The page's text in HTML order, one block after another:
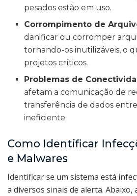
pesados estão em uso.
Corrompimento de
danificar ou corromper
tornando-os inutilizáveis, o
projetos críticos.
Problemas de
afetam a comunicação de
transferência de dados
ineficiente.
Como Identificar
e Malwares
Identificar se um sistema está
a diversos sinais de alerta. Abaixo,